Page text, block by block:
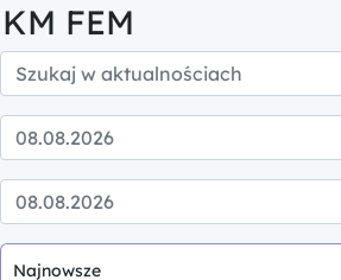
KM FEM